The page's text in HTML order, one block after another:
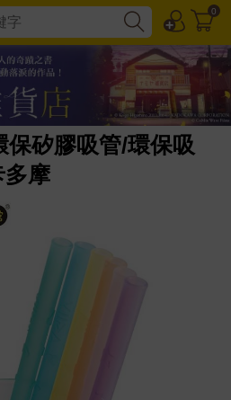
0
保矽膠吸管/環保吸
多摩